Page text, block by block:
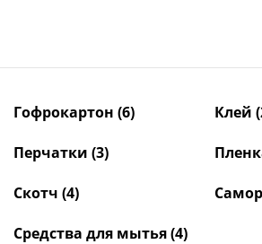
Гофрокартон (6) Клей
Перчатки (3)
Скотч (4)
Средства для мытья(4)